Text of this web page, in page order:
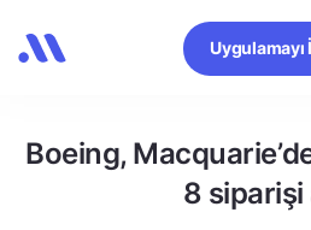
Uygulamayı
Boeing,
8 siparişi